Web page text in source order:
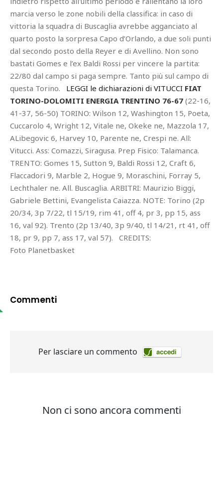
marcia verso le zone nobili della classifica: in caso di
vittoria la squadra di Buscaglia avrebbe agganciato al
quarto posto la sorpresa Capo d’Orlando, a due soli punti
dal secondo posto della Reyer e di Avellino. Non sono
bastati Gomes e l’ex Baldi Rossi per vincere la partita:
22/80 dal campo si paga sempre. Tanto più sul campo di
questa Torino. LEGGI le dichiarazioni di VITUCCI FIAT
TORINO-DOLOMITI ENERGIA TRENTINO 76-67 (22-16,
41-37, 56-50) TORINO: Wilson 12, Washington 15, Poeta,
Cuccarolo 4, Wright 12, Vitale ne, Okeke ne, Mazzola 17,
ALibegovic 6, Harvey 10, Parente ne, Crespi ne. All:
Vitucci. Ass: Comazzi, Siragusa. Prep Fisico: Talamanca.
TRENTO: Gomes 15, Sutton 9, Baldi Rossi 12, Craft 6,
Flaccadori 9, Marble 2, Hogue 9, Moraschini, Forray 5,
Lechthaler ne. All. Buscaglia. ARBITRI: Maurizio Biggi,
Gabriele Bettini, Evangelista Caiazza. NOTE: Torino (2p
20/34, 3p 7/22, tl 15/19, rim 41, off 4, pr 3, pp 15, ass
16, val 92). Trento (2p 13/40, 3p 9/40, tl 14/21, rt 41, off
18, pr 9, pp 7, ass 17, val 57). CREDITS:
Foto Planetbasket
Commenti